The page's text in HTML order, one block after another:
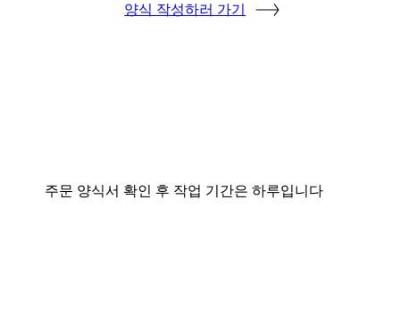
양식 작성하러 가기
주문 양식서 확인 후 작업 기간은 하루입니다